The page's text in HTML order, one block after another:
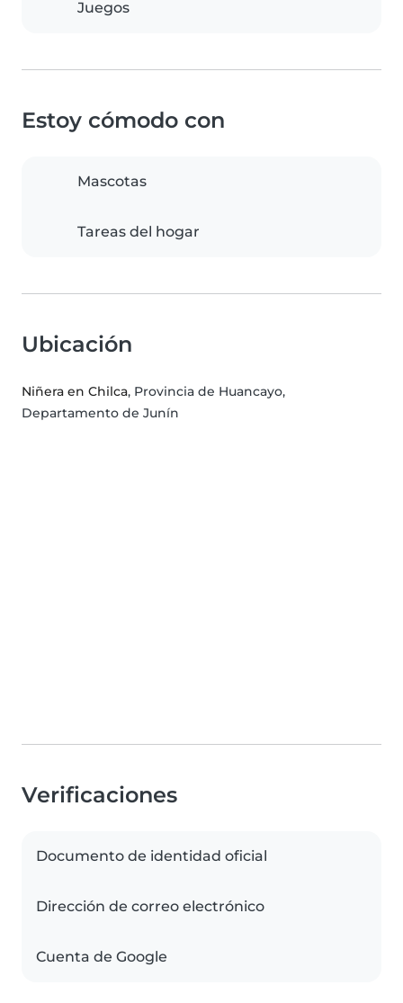
Juegos
Estoy cómodo con
Mascotas
Tareas del hogar
Ubicación
Niñera en Chilca, Provincia de Huancayo,
Departamento de Junín
Verificaciones
Documento de identidad oficial
Dirección de correo electrónico
Cuenta de Google